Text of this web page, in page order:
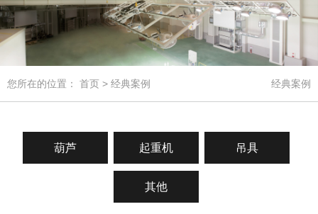
经典案例
您所在的位置： 首页 > 经典案例
葫芦 起重机 吊具
其他